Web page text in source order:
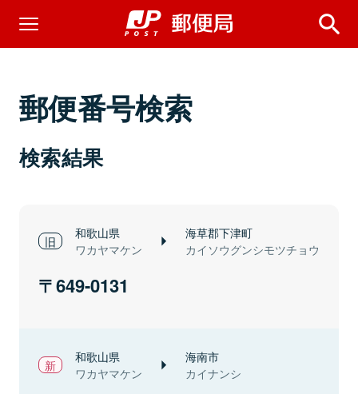
郵便番号検索
検索結果
和歌山県
ワカヤマケン
海草郡下津町
カイソウグンシモツチョウ
649-0131
和歌山県
ワカヤマケン
海南市
カイナンシ